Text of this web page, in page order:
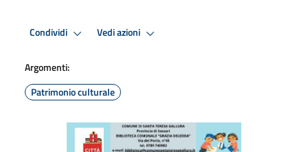
Condividi Vedi azioni
Argomenti:
Patrimonio culturale